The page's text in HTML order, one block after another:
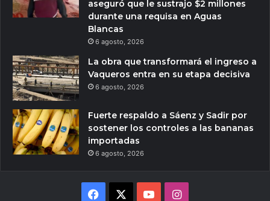
aseguró que le sustrajo $2 millones
durante una requisa en Aguas
Blancas
6 agosto, 2026
La obra que transformará el ingreso a
Vaqueros entra en su etapa decisiva
6 agosto, 2026
Fuerte respaldo a Sáenz y Sadir por
sostener los controles a las bananas
importadas
6 agosto, 2026
Facebook YouTubeInstagram